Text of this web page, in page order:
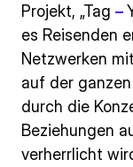
Projekt, „Tag –
es Reisenden
Netzwerken
auf der
durch die
Beziehungen
verherrlicht